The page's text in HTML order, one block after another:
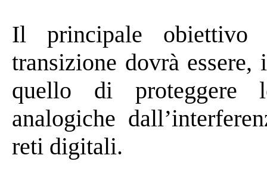
Il principale
transizione dovrà essere,
quello di proteggere
analogiche
reti digitali.